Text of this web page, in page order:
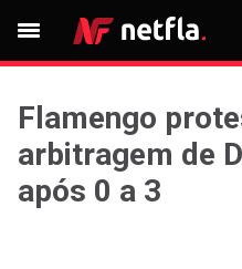
Flamengo
arbitragem de
após 0 a 3